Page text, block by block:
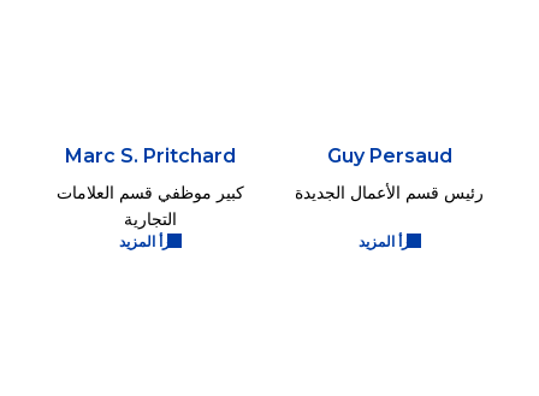
Guy Persaud
رئيس قسم الأعمال الجديدة
اقرأ المزيد
Marc S. Pritchard
كبير موظفي قسم العلامات
التجارية
اقرأ المزيد